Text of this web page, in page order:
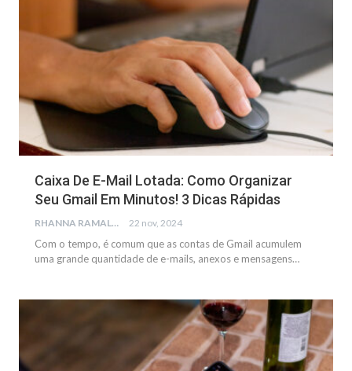
Caixa De E-Mail Lotada: Como Organizar
Seu Gmail Em Minutos! 3 Dicas Rápidas
RHANNA RAMALHO 22 nov, 2024
Com o tempo, é comum que as contas de Gmail acumulem
uma grande quantidade de e-mails, anexos e mensagens…